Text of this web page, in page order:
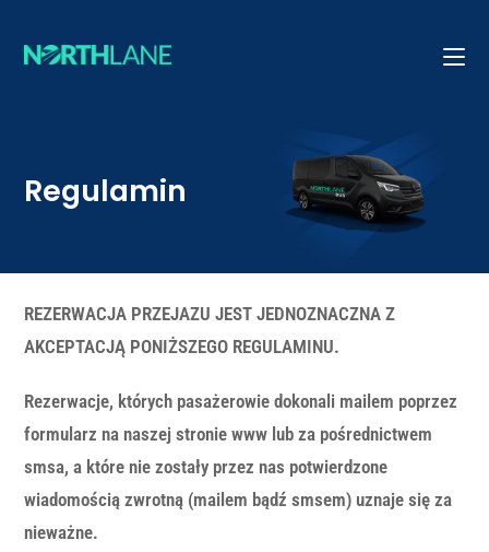
Regulamin
REZERWACJA PRZEJAZU JEST JEDNOZNACZNA Z
AKCEPTACJĄ PONIŻSZEGO REGULAMINU.
Rezerwacje, których pasażerowie dokonali mailem poprzez
formularz na naszej stronie www lub za pośrednictwem
smsa, a które nie zostały przez nas potwierdzone
wiadomością zwrotną (mailem bądź smsem) uznaje się za
nieważne.